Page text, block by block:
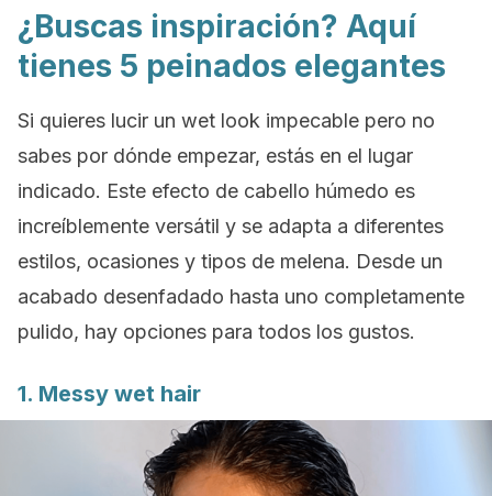
¿Buscas inspiración? Aquí
tienes 5 peinados elegantes
Si quieres lucir un wet look impecable pero no
sabes por dónde empezar, estás en el lugar
indicado. Este efecto de cabello húmedo es
increíblemente versátil y se adapta a diferentes
estilos, ocasiones y tipos de melena. Desde un
acabado desenfadado hasta uno completamente
pulido, hay opciones para todos los gustos.
1. Messy wet hair